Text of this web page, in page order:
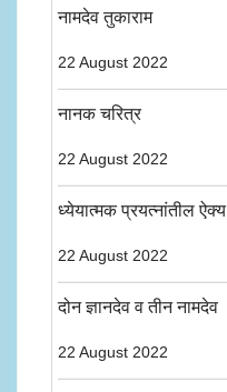
नामदेव तुकाराम
22 August 2022
नानक चरित्र
22 August 2022
ध्येयात्मक प्रयत्नांतील ऐक्य
22 August 2022
दोन ज्ञानदेव व तीन नामदेव
22 August 2022